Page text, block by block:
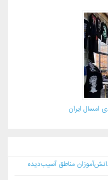
امسال ایران
مناطق آسیب‌دیده